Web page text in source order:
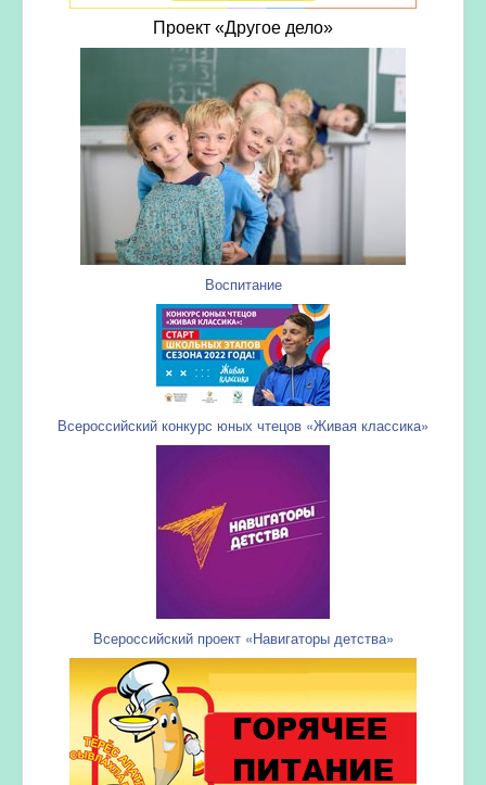
Проект «Другое дело»
Воспитание
Всероссийский конкурс юных чтецов «Живая классика»
Всероссийский проект «Навигаторы детства»